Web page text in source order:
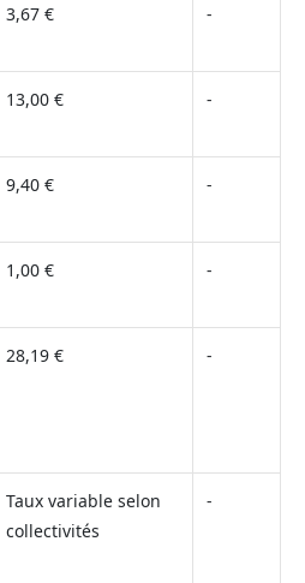
3,67 € -
13,00 € -
9,40 € -
1,00 € -
28,19 € -
Taux variable selon
collectivités
-